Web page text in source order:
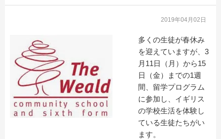
2019年04月02日
多くの生徒が春休み
を迎えていますが、3
月11日（月）から15
日（金）までの1週
間、留学プログラム
に参加し、イギリス
の学校生活を体験し
ている生徒たちがい
ます。